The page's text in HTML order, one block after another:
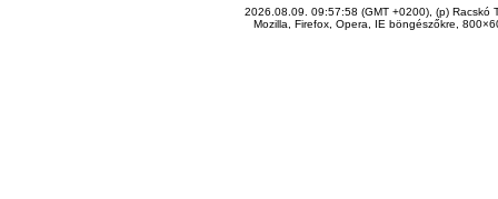
2026.08.09. 09:57:58 (GMT +0200), (p) Racskó
Mozilla, Firefox, Opera, IE böngészőkre,